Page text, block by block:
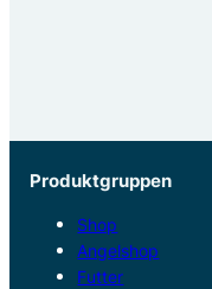
Produktgruppen
Shop
Angelshop
Futter